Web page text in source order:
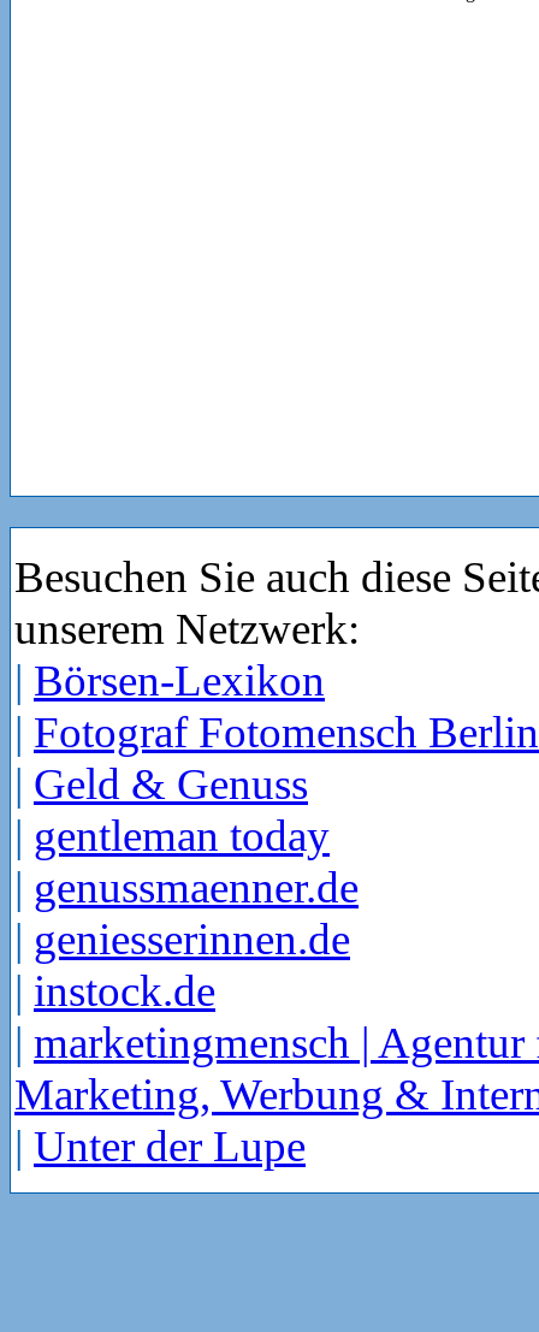
Besuchen Sie auch diese
unserem Netzwerk:
| Börsen-Lexikon
| Fotograf Fotomensch Berlin
| Geld & Genuss
| gentleman today
| genussmaenner.de
| geniesserinnen.de
| instock.de
| marketingmensch | Agentur
Marketing, Werbung &
| Unter der Lupe